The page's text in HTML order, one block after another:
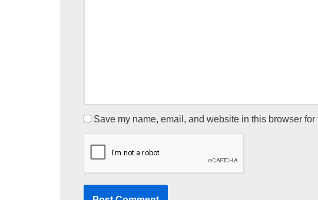
Save my name, email, and website in this browser for